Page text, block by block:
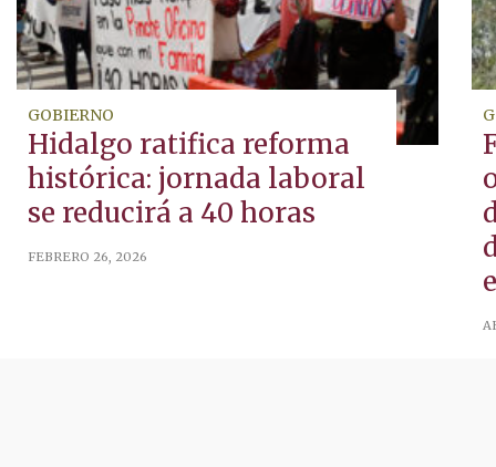
GOBIERNO
Hidalgo ratifica reforma
histórica: jornada laboral
se reducirá a 40 horas
FEBRERO 26, 2026